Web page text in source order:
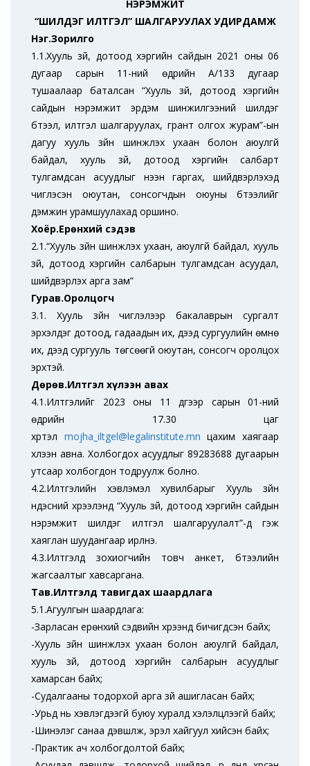
НЭРЭМЖИТ
“ШИЛДЭГ ИЛТГЭЛ” ШАЛГАРУУЛАХ УДИРДАМЖ
Нэг.Зорилго
1.1.Хууль зүй, дотоод хэргийн сайдын 2021 оны 06
дугаар сарын 11-ний өдрийн А/133 дугаар
тушаалаар баталсан “Хууль зүй, дотоод хэргийн
сайдын нэрэмжит эрдэм шинжилгээний шилдэг
бүтээл, илтгэл шалгаруулах, грант олгох журам”-ын
дагуу хууль зүйн шинжлэх ухаан болон аюулгүй
байдал, хууль зүй, дотоод хэргийн салбарт
тулгамдсан асуудлыг нээн гаргах, шийдвэрлэхэд
чиглэсэн оюутан, сонсогчдын оюуны бүтээлийг
дэмжин урамшуулахад оршино.
Хоёр.Ерөнхий сэдэв
2.1.“Хууль зүйн шинжлэх ухаан, аюулгүй байдал, хууль
зүй, дотоод хэргийн салбарын тулгамдсан асуудал,
шийдвэрлэх арга зам”
Гурав.Оролцогч
3.1. Хууль зүйн чиглэлээр бакалаврын сургалт
эрхэлдэг дотоод, гадаадын их, дээд сургуулийн өмнө
их, дээд сургууль төгсөөгүй оюутан, сонсогч оролцох
эрхтэй.
Дөрөв.Илтгэл хүлээн авах
4.1.Илтгэлийг 2023 оны 11 дүгээр сарын 01-ний
өдрийн 17.30 цаг
хүртэл mojha_iltgel@legalinstitute.mn цахим хаягаар
хүлээн авна. Холбогдох асуудлыг 89283688 дугаарын
утсаар холбогдон тодруулж болно.
4.2.Илтгэлийн хэвлэмэл хувилбарыг Хууль зүйн
үндэсний хүрээлэнд “Хууль зүй, дотоод хэргийн сайдын
нэрэмжит шилдэг илтгэл шалгаруулалт”-д гэж
хаяглан шуудангаар ирүүлнэ.
4.3.Илтгэлд зохиогчийн товч анкет, бүтээлийн
жагсаалтыг хавсаргана.
Тав.Илтгэлд тавигдах шаардлага
5.1.Агуулгын шаардлага:
-Зарласан ерөнхий сэдвийн хүрээнд бичигдсэн байх;
-Хууль зүйн шинжлэх ухаан болон аюулгүй байдал,
хууль зүй, дотоод хэргийн салбарын асуудлыг
хамарсан байх;
-Судалгааны тодорхой арга зүй ашигласан байх;
-Урьд нь хэвлэгдээгүй буюу хуралд хэлэлцүүлээгүй байх;
-Шинэлэг санаа дэвшүүлж, эрэл хайгуул хийсэн байх;
-Практик ач холбогдолтой байх;